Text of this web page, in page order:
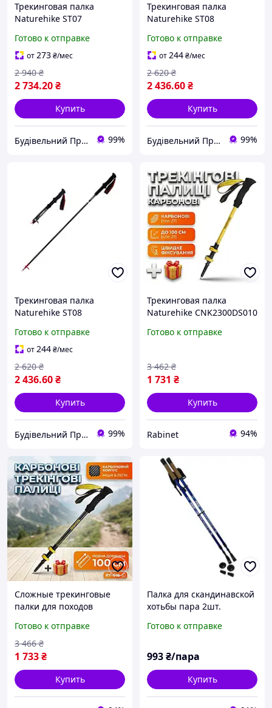
Трекинговая палка
Naturehike ST07
бордовая
Готово к отправке
от273₴/мес
2 734.20₴
2 940 ₴
Купить
Будівельний Простір 99%
Трекинговая палка
Naturehike ST08
бордовая
Готово к отправке
от244₴/мес
2 436.60₴
2 620 ₴
Купить
Будівельний Простір 99%
Трекинговая палка
Naturehike ST08
бордовая
Готово к отправке
от244₴/мес
2 436.60₴
2 620 ₴
Купить
Будівельний Простір 99%
Трекинговая палка
Naturehike CNK2300DS010
раскладная
удобной ручкой для
ходьбы в горах легкая
Готово к отправке
1 731 ₴
3 462 ₴
Купить
Rabinet 94%
Сложные трекинговые
палки для походов
туристические хайкинги
альпинизма облегчены с
антискользящими
Готово к отправке
1 733₴
3 466 ₴
Купить
Палка для скандинавской
хотьбы пара 2шт.
Готово к отправке
993₴/пара
Купить